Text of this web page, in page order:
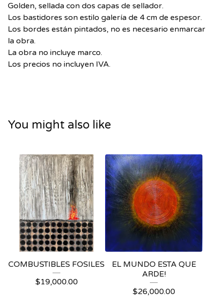
Golden, sellada con dos capas de sellador.
Los bastidores son estilo galería de 4 cm de espesor.
Los bordes están pintados, no es necesario enmarcar
la obra.
La obra no incluye marco.
Los precios no incluyen IVA.
You might also like
COMBUSTIBLES FOSILES
$19,000.00
EL MUNDO ESTA QUE
ARDE!
$26,000.00